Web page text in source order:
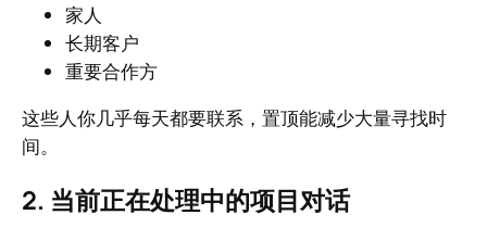
家人
长期客户
重要合作方
这些人你几乎每天都要联系，置顶能减少大量寻找时
间。
2. 当前正在处理中的项目对话